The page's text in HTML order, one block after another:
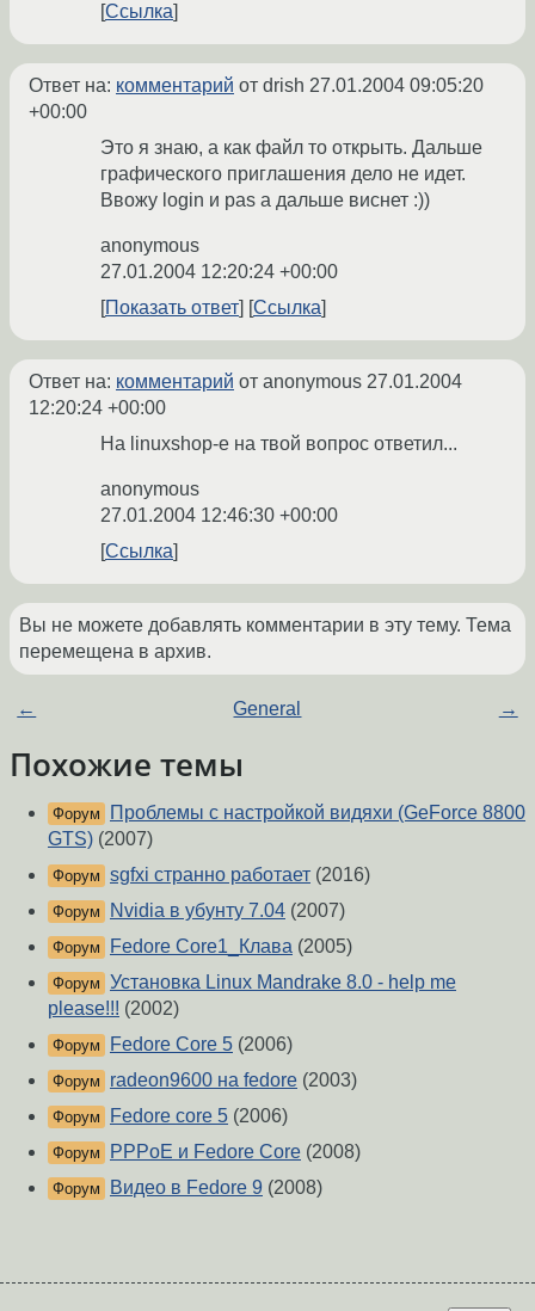
Ссылка
Ответ на: комментарий от drish 27.01.2004 09:05:20
+00:00
Это я знаю, а как файл то открыть. Дальше
графического приглашения дело не идет.
Ввожу login и pas а дальше виснет :))
anonymous
27.01.2004 12:20:24 +00:00
Показать ответ
Ссылка
Ответ на: комментарий от anonymous 27.01.2004
12:20:24 +00:00
На linuxshop-e на твой вопрос ответил...
anonymous
27.01.2004 12:46:30 +00:00
Ссылка
Вы не можете добавлять комментарии в эту тему. Тема
перемещена в архив.
← General →
Похожие темы
Форум
Проблемы с настройкой видяхи (GeForce 8800
GTS) (2007)
Форум sgfxi странно работает (2016)
Форум Nvidia в убунту 7.04 (2007)
Форум Fedore Core1_Клава (2005)
Форум Установка Linux Mandrake 8.0 - help me
please!!! (2002)
Форум Fedore Core 5 (2006)
Форум radeon9600 на fedore (2003)
Форум Fedore core 5 (2006)
Форум PPPoE и Fedore Core (2008)
Форум Видео в Fedore 9 (2008)